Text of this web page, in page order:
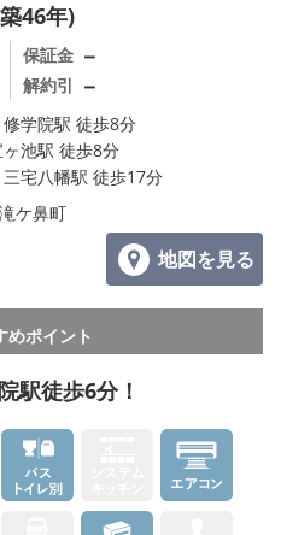
46年)
保証金 －
解約引 －
学院駅 徒歩8分
池駅 徒歩8分
宅八幡駅 徒歩17分
ケ鼻町
地図を見る
めポイント
駅徒歩6分！